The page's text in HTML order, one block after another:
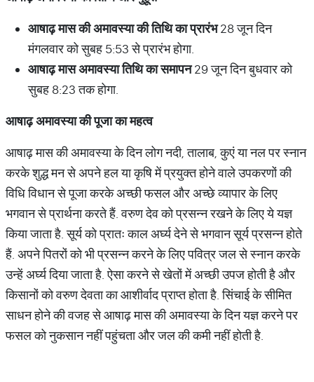
आषाढ़मासकीअमावस्याकीतिथिकाप्रारंभ28 जून दिन
मंगलवार को सुबह 5:53 से प्रारंभ होगा.
आषाढ़मासअमावस्यातिथिकासमापन29 जून दिन बुधवार को
सुबह 8:23 तक होगा.
आषाढ़अमावस्याकीपूजाकामहत्व
आषाढ़ मास की अमावस्या के दिन लोग नदी, तालाब, कुएं या नल पर स्नान
करके शुद्ध मन से अपने हल या कृषि में प्रयुक्त होने वाले उपकरणों की
विधि विधान से पूजा करके अच्छी फसल और अच्छे व्यापार के लिए
भगवान से प्रार्थना करते हैं. वरुण देव को प्रसन्न रखने के लिए ये यज्ञ
किया जाता है. सूर्य को प्रातः काल अर्घ्य देने से भगवान सूर्य प्रसन्न होते
हैं. अपने पितरों को भी प्रसन्न करने के लिए पवित्र जल से स्नान करके
उन्हें अर्घ्य दिया जाता है. ऐसा करने से खेतों में अच्छी उपज होती है और
किसानों को वरुण देवता का आशीर्वाद प्राप्त होता है. सिंचाई के सीमित
साधन होने की वजह से आषाढ़ मास की अमावस्या के दिन यज्ञ करने पर
फसल को नुकसान नहीं पहुंचता और जल की कमी नहीं होती है.